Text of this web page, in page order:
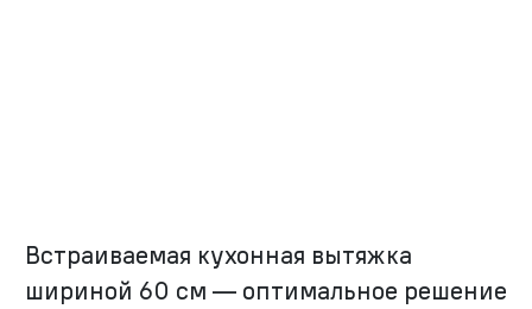
Встраиваемая кухонная вытяжка
шириной 60 см — оптимальное решение